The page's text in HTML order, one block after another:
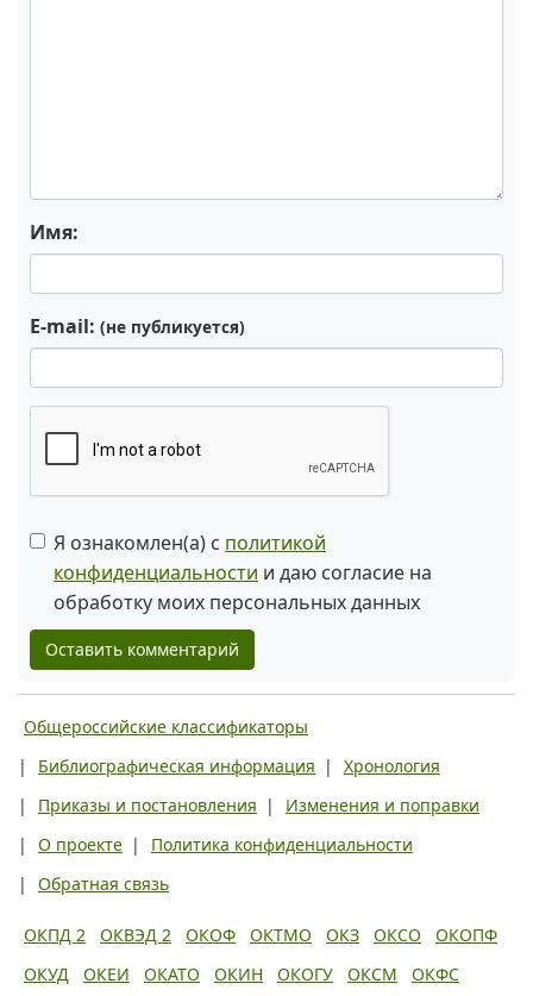
Имя:
E-mail: (не публикуется)
Я ознакомлен(а) с политикой
конфиденциальности и даю согласие на
обработку моих персональных данных
Оставить комментарий
Общероссийские классификаторы
|
Библиографическая информация |
Хронология
|
Приказы и постановления |
Изменения и поправки
|
О проекте |
Политика конфиденциальности
|
Обратная связь
ОКПД 2 ОКВЭД 2 ОКОФ ОКТМО ОКЗ ОКСО
ОКОПФ
ОКУД
ОКЕИ ОКАТО ОКИН ОКОГУ ОКСМ ОКФС